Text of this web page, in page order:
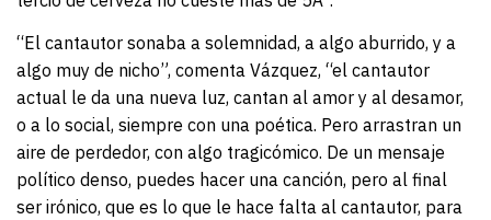
“El cantautor sonaba a solemnidad, a algo aburrido, y a
algo muy de nicho”, comenta Vázquez, “el cantautor
actual le da una nueva luz, cantan al amor y al desamor,
o a lo social, siempre con una poética. Pero arrastran un
aire de perdedor, con algo tragicómico. De un mensaje
político denso, puedes hacer una canción, pero al final
ser irónico, que es lo que le hace falta al cantautor, para